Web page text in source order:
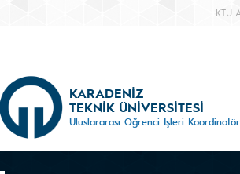
KTÜ
KARADENİZ
TEKNİK ÜNİVERSİTESİ
Uluslararası Öğrenci İşleri